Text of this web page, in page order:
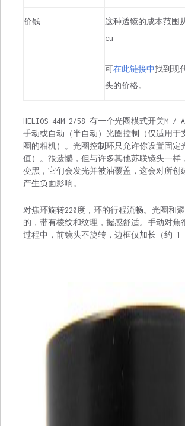
价钱
这种透镜的成本范围
cu
可在此链接中找到现
头的价格。
HELIOS-44M 2/58 有一个光圈模式开关M /
手动或自动（半自动）光圈控制（仅适用于
圈的相机）。光圈控制环只允许你设置固定
值）。很遗憾，但与许多其他苏联镜头一样
变黑，它们会发光并被油覆盖，这会对所创
产生负面影响。
对焦环旋转220度，环的行程流畅。光圈和
的，带有棱纹和纹理，握感舒适。手动对焦
过程中，前镜头不旋转，边框仅加长（约 1